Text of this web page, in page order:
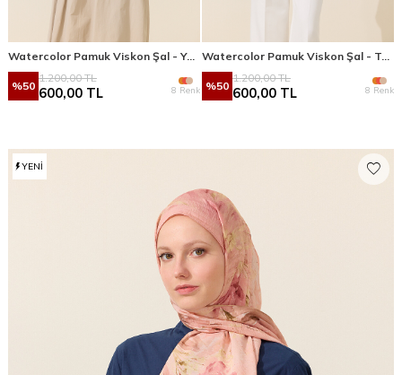
Watercolor Pamuk Viskon Şal - Yağ Yeşili
%50
1.200,00TL
600,00 TL 8 Renk %50
1.200,00TL
600,00 TL 8 Renk
YENI